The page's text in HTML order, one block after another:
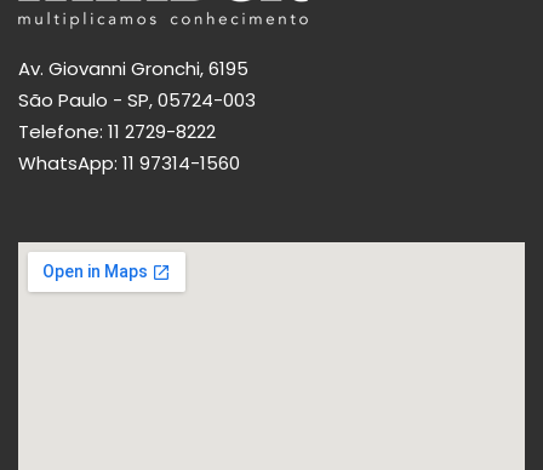
Av. Giovanni Gronchi, 6195
São Paulo - SP, 05724-003
Telefone: 11 2729-8222
WhatsApp: 11 97314-1560